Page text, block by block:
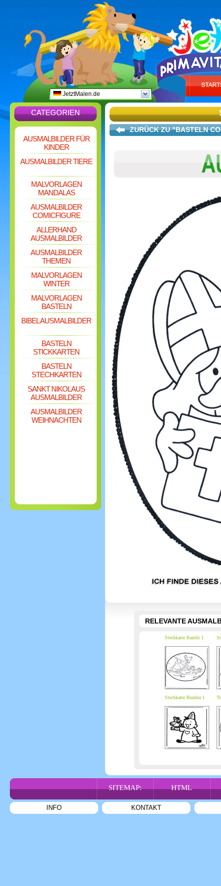
JetztMalen.de
CATEGORIEN
AUSMALBILDER FÜR
KINDER
AUSMALBILDER TIERE
MALVORLAGEN
MANDALAS
AUSMALBILDER
COMICFIGURE
ALLERHAND
AUSMALBILDER
AUSMALBILDER
THEMEN
MALVORLAGEN
WINTER
MALVORLAGEN
BASTELN
BIBEL AUSMALBILDER
BASTELN
STICKKARTEN
BASTELN
STECHKARTEN
SANKT NIKOLAUS
AUSMALBILDER
AUSMALBILDER
WEIHNACHTEN
ZURÜCK ZU "BASTELN
RELEVANTE
Stechkarte Bambi 1
Stechkarte Bumba 1
SITEMAP: HTML
INFO KONTAKT